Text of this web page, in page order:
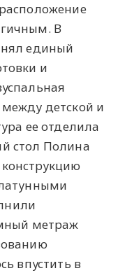
В
единый
и
детской и
ее отделила
стол Полина
метраж
впустить в